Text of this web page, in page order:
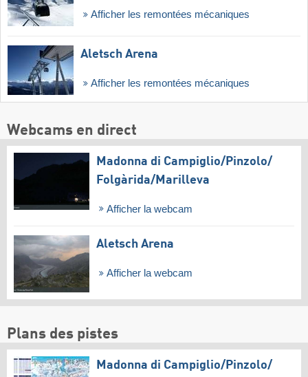
Afficher les remontées mécaniques
Aletsch Arena
Afficher les remontées mécaniques
Webcams en direct
Madonna di Campiglio/​Pinzolo/​
Folgàrida/​Marilleva
Afficher la webcam
Aletsch Arena
Afficher la webcam
Plans des pistes
Madonna di Campiglio/​Pinzolo/​